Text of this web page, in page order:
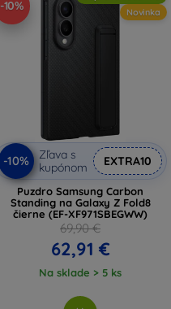
-10%
Novinka
-10%
Zľava s
kupónom
EXTRA10
Puzdro Samsung Carbon
Standing na Galaxy Z Fold8
čierne (EF-XF971SBEGWW)
69,90 €
62,91 €
Na sklade > 5 ks